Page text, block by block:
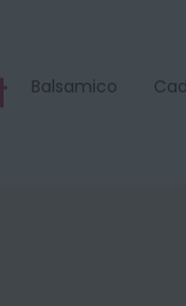
Balsamico